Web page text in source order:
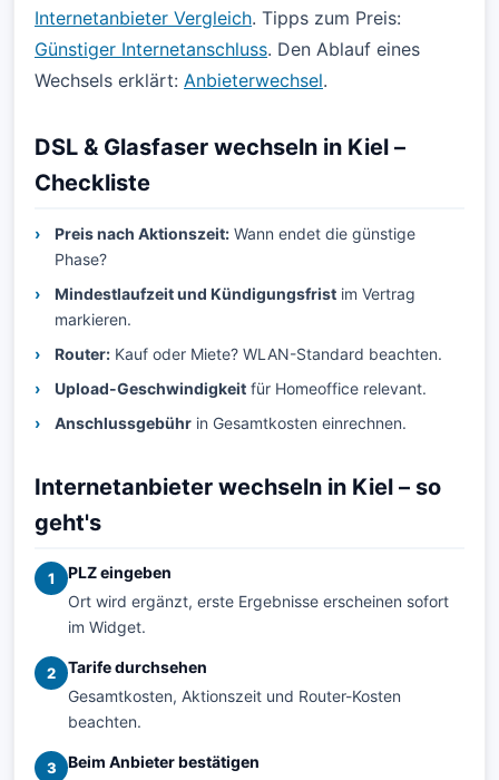
Internetanbieter Vergleich. Tipps zum Preis:
Günstiger Internetanschluss. Den Ablauf eines
Wechsels erklärt: Anbieterwechsel.
DSL & Glasfaser wechseln in Kiel –
Checkliste
Preis nach Aktionszeit: Wann endet die günstige
Phase?
Mindestlaufzeit und Kündigungsfrist im Vertrag
markieren.
Router: Kauf oder Miete? WLAN-Standard beachten.
Upload-Geschwindigkeit für Homeoffice relevant.
Anschlussgebühr in Gesamtkosten einrechnen.
Internetanbieter wechseln in Kiel – so
geht's
1
PLZ eingeben
Ort wird ergänzt, erste Ergebnisse erscheinen sofort
im Widget.
2
Tarife durchsehen
Gesamtkosten, Aktionszeit und Router-Kosten
beachten.
3
Beim Anbieter bestätigen